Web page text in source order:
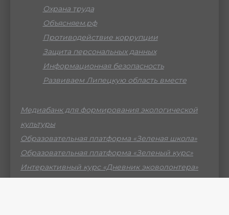
Охрана труда
Объясняем.рф
Противодействие коррупции
Защита персональных данных
Информационная безопасность
Развиваем Липецкую область вместе
Медиабанк для формирования экологической
культуры
Образовательная платформа «Зеленая школа»
Образовательная платформа «Зеленый курс»
Интерактивный курс «Дневник эковолонтера»